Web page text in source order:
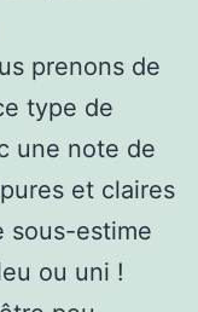
prenons de
type de
une note de
et claires
sous-estime
ou uni !